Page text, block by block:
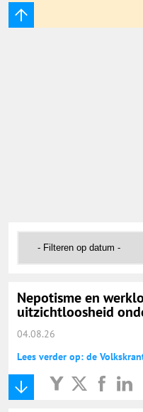
Yurls.net
Vacaturewijzer
Nepotisme en
uitzichtloosheid
04.08.26
Lees verder op: de